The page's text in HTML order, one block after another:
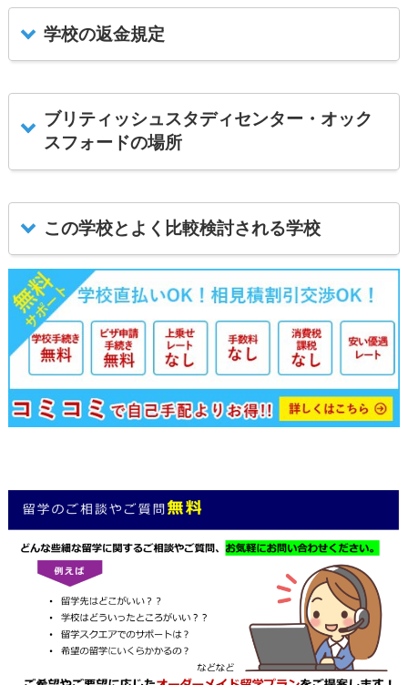
学校の返金規定
ブリティッシュスタディセンター・オック
スフォードの場所
この学校とよく比較検討される学校